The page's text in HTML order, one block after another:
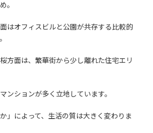
。
はオフィスビルと公園が共存する比較的
方面は、繁華街から少し離れた住宅エリ
ンションが多く立地しています。
」によって、生活の質は大きく変わりま